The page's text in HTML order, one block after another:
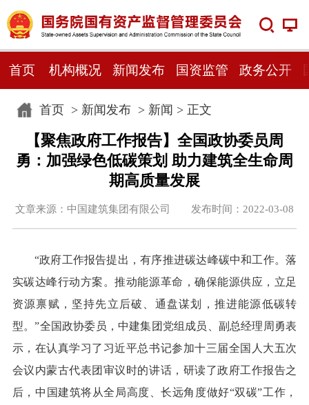
首页 机构概况 新闻发布 国资监管 政务公开
首页> 新闻发布> 新闻 > 正文
【聚焦政府工作报告】全国政协委员周
勇：加强绿色低碳策划 助力建筑全生命周
期高质量发展
文章来源：中国建筑集团有限公司 发布时间：2022-03-08
“政府工作报告提出，有序推进碳达峰碳中和工作。落
实碳达峰行动方案。推动能源革命，确保能源供应，立足
资源禀赋，坚持先立后破、通盘谋划，推进能源低碳转
型。”全国政协委员，中建集团党组成员、副总经理周勇表
示，在认真学习了习近平总书记参加十三届全国人大五次
会议内蒙古代表团审议时的讲话，研读了政府工作报告之
后，中国建筑将从全局高度、长远角度做好“双碳”工作，